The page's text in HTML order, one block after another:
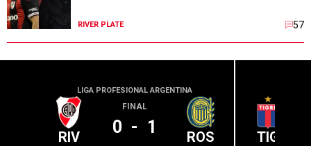
RIVER PLATE 57
LIGA PROFESIONAL ARGENTINA
RIV
FINAL
0 - 1 ROS TIG